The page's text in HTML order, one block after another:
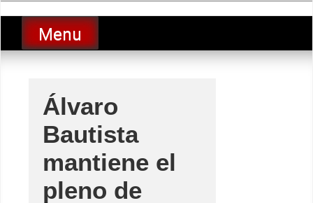
to
contentLucio Lopez GP
luciolopezgp
Menu
Álvaro
Bautista
mantiene el
pleno de